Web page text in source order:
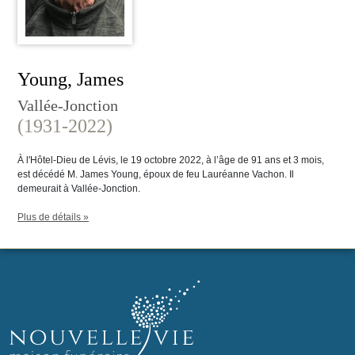
Young, James
Vallée-Jonction
(1931-2022)
À l'Hôtel-Dieu de Lévis, le 19 octobre 2022, à l’âge de 91 ans et 3 mois,
est décédé M. James Young, époux de feu Lauréanne Vachon. Il
demeurait à Vallée-Jonction.
Plus de détails »